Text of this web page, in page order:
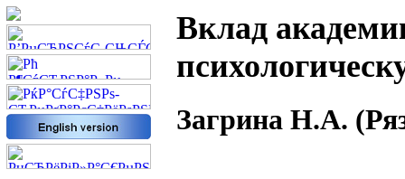
Вклад
Загрина Н.А.